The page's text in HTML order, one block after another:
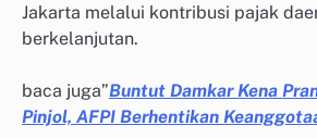
Jakarta melalui kontribusi pajak
berkelanjutan.
baca juga”Buntut Damkar Kena
Pinjol, AFPI Berhentikan